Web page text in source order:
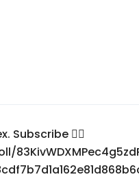
Subscribe 👉🏽